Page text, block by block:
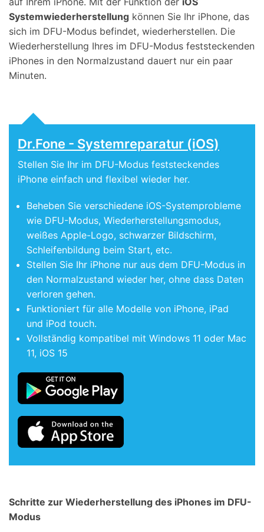
Systemwiederherstellung können Sie Ihr iPhone, das
sich im DFU-Modus befindet, wiederherstellen. Die
Wiederherstellung Ihres im DFU-Modus feststeckenden
iPhones in den Normalzustand dauert nur ein paar
Minuten.
Dr.Fone - Systemreparatur (iOS)
Stellen Sie Ihr im DFU-Modus feststeckendes
iPhone einfach und flexibel wieder her.
Beheben Sie verschiedene iOS-Systemprobleme
wie DFU-Modus, Wiederherstellungsmodus,
weißes Apple-Logo, schwarzer Bildschirm,
Schleifenbildung beim Start, etc.
Stellen Sie Ihr iPhone nur aus dem DFU-Modus in
den Normalzustand wieder her, ohne dass Daten
verloren gehen.
Funktioniert für alle Modelle von iPhone, iPad
und iPod touch.
Vollständig kompatibel mit Windows 11 oder Mac
11, iOS 15
Schritte zur Wiederherstellung des iPhones im DFU-
Modus